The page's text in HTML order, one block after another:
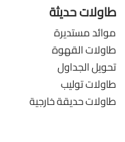
طاولات حديثة
موائد مستديرة
طاولات القهوة
تحويل الجداول
طاولات توليب
طاولات حديقة خارجية